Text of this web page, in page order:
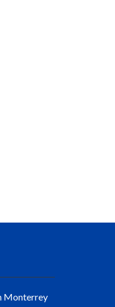
Monterrey